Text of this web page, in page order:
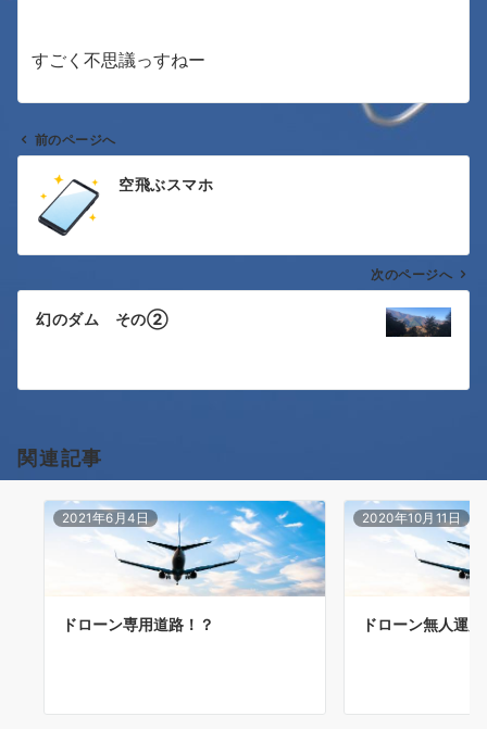
すごく不思議っすねー
稿
ナ
ビ
ゲ
シ
ン
前のページへ
空飛ぶスマホ
次のページへ
幻のダム その②
関連記事
2021年6月4日
ドローン専用道路！？
2020年10月11日
ドローン無人運